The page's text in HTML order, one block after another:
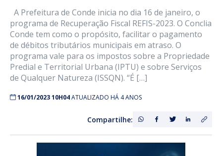
A Prefeitura de Conde inicia no dia 16 de janeiro, o
programa de Recuperação Fiscal REFIS-2023. O Conclia
Conde tem como o propósito, facilitar o pagamento
de débitos tributários municipais em atraso. O
programa vale para os impostos sobre a Propriedade
Predial e Territorial Urbana (IPTU) e sobre Serviços
de Qualquer Natureza (ISSQN). “É […]
16/01/2023 10H04ATUALIZADO HÁ 4 ANOS
Compartilhe: